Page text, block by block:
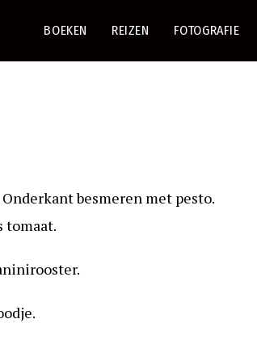
BOEKEN REIZEN FOTOGRAFIE
besmeren met pesto.
tomaat.